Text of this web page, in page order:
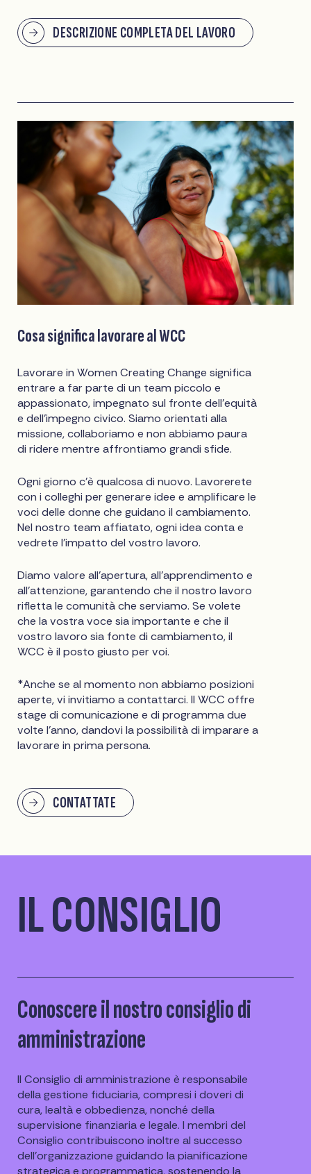
DESCRIZIONE COMPLETA DEL LAVORO
Cosa significa lavorare al WCC
Lavorare in Women Creating Change significa
entrare a far parte di un team piccolo e
appassionato, impegnato sul fronte dell'equità
e dell'impegno civico. Siamo orientati alla
missione, collaboriamo e non abbiamo paura
di ridere mentre affrontiamo grandi sfide.
Ogni giorno c'è qualcosa di nuovo. Lavorerete
con i colleghi per generare idee e amplificare le
voci delle donne che guidano il cambiamento.
Nel nostro team affiatato, ogni idea conta e
vedrete l'impatto del vostro lavoro.
Diamo valore all'apertura, all'apprendimento e
all'attenzione, garantendo che il nostro lavoro
rifletta le comunità che serviamo. Se volete
che la vostra voce sia importante e che il
vostro lavoro sia fonte di cambiamento, il
WCC è il posto giusto per voi.
*Anche se al momento non abbiamo posizioni
aperte, vi invitiamo a contattarci. Il WCC offre
stage di comunicazione e di programma due
volte l'anno, dandovi la possibilità di imparare a
lavorare in prima persona.
CONTATTATE
IL CONSIGLIO
Conoscere il nostro consiglio di
amministrazione
Il Consiglio di amministrazione è responsabile
della gestione fiduciaria, compresi i doveri di
cura, lealtà e obbedienza, nonché della
supervisione finanziaria e legale. I membri del
Consiglio contribuiscono inoltre al successo
dell'organizzazione guidando la pianificazione
strategica e programmatica, sostenendo la